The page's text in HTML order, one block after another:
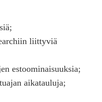
liittyviä
estoominaisuuksia;
aikatauluja;